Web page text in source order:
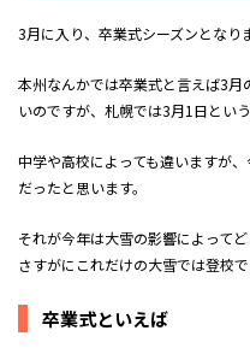
3月に入り、卒業式シーズンとなり
本州なんかでは卒業式と言えば3
いのですが、札幌では3月1日とい
中学や高校によっても違いますが
だったと思います。
それが今年は大雪の影響によって
さすがにこれだけの大雪では登校
卒業式といえば